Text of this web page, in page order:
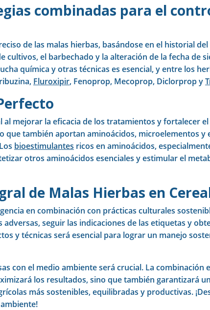
combinadas para el
de las malas hierbas, basándose en el historial
cultivos, el barbechado y la alteración de la fecha de
química y otras técnicas es esencial, y entre los
Fluroxipir, Fenoprop, Mecoprop, Diclorprop y
al mejorar la eficacia de los tratamientos y fortalecer
que también aportan aminoácidos, microelementos y
bioestimulantes ricos en aminoácidos,
otros aminoácidos esenciales y estimular el
de Malas Hierbas en
en combinación con prácticas culturales
seguir las indicaciones de las etiquetas y
y técnicas será esencial para lograr un manejo
con el medio ambiente será crucial. La combinación
los resultados, sino que también garantizará
más sostenibles, equilibradas y productivas.